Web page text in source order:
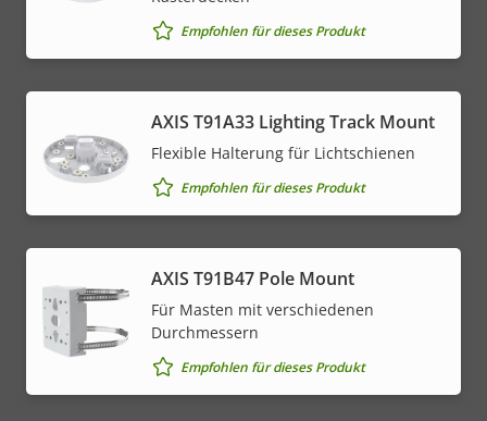
Empfohlen für dieses Produkt
AXIS T91A33 Lighting Track Mount
Flexible Halterung für Lichtschienen
Empfohlen für dieses Produkt
AXIS T91B47 Pole Mount
Für Masten mit verschiedenen
Durchmessern
Empfohlen für dieses Produkt